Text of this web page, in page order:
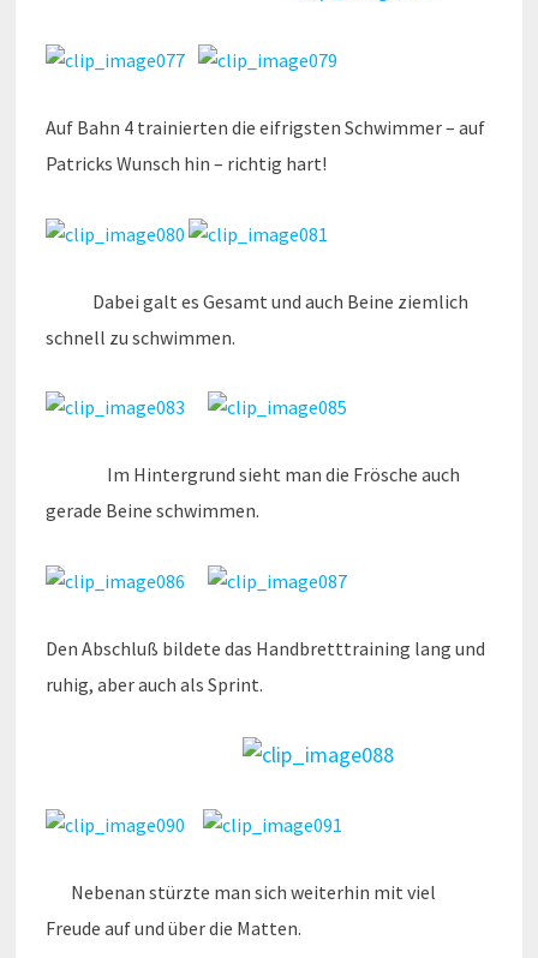
Auf Bahn 4 trainierten die eifrigsten Schwimmer – auf
Patricks Wunsch hin – richtig hart!
Dabei galt es Gesamt und auch Beine ziemlich
schnell zu schwimmen.
Im Hintergrund sieht man die Frösche auch
gerade Beine schwimmen.
Den Abschluß bildete das Handbretttraining lang und
ruhig, aber auch als Sprint.
Nebenan stürzte man sich weiterhin mit viel
Freude auf und über die Matten.